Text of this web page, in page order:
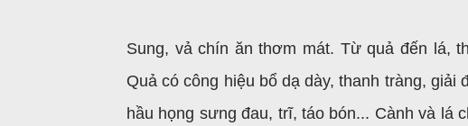
Sung, vả chín ăn thơm mát. Từ quả đến lá,
Quả có công hiệu bổ dạ dày, thanh tràng,
hầu họng sưng đau, trĩ, táo bón... Cành và lá